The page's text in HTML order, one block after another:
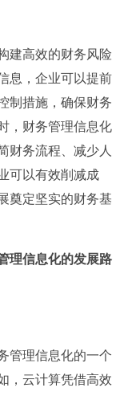
建高效的财务风险
息，企业可以提前
制措施，确保财务
，财务管理信息化
财务流程、减少人
可以有效削减成
奠定坚实的财务基
理信息化的发展路
管理信息化的一个
，云计算凭借高效